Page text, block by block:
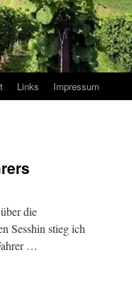
Links Impressum
die
Sesshin stieg ich
…